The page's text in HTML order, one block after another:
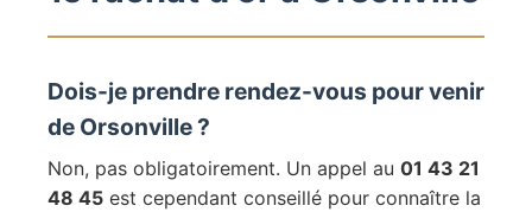
Dois-je prendre rendez-vous pour venir
de Orsonville ?
Non, pas obligatoirement. Un appel au 01 43 21
48 45 est cependant conseillé pour connaître la